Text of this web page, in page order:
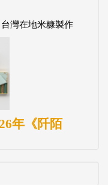
灣在地米糠製作
年《阡陌